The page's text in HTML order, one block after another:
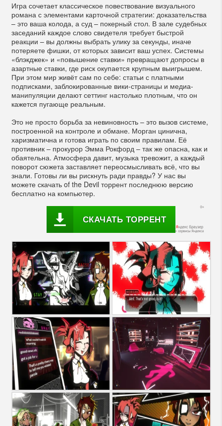
Игра сочетает классическое повествование визуального
романа с элементами карточной стратегии: доказательства
– это ваша колода, а суд – покерный стол. В зале судебных
заседаний каждое слово свидетеля требует быстрой
реакции – вы должны выбрать улику за секунды, иначе
потеряете фишки, от которых зависит ваш успех. Системы
«блэкджек» и «повышение ставки» превращают допросы в
азартные ставки, где риск окупается крупным выигрышем.
При этом мир живёт сам по себе: статьи с платными
подписками, заблокированные вики-страницы и медиа-
манипуляции делают сеттинг настолько плотным, что он
кажется пугающе реальным.
Это не просто борьба за невиновность – это вызов системе,
построенной на контроле и обмане. Морган цинична,
харизматична и готова играть по своим правилам. Её
противник – прокурор Эмма Рокфорд – так же опасна, как и
обаятельна. Атмосфера давит, музыка тревожит, а каждый
поворот сюжета заставляет переосмысливать всё, что вы
знали. Готовы ли вы рискнуть ради правды? У нас вы
можете скачать of the Devil торрент последнюю версию
бесплатно на компьютер.
СКАЧАТЬ ТОРРЕНТ